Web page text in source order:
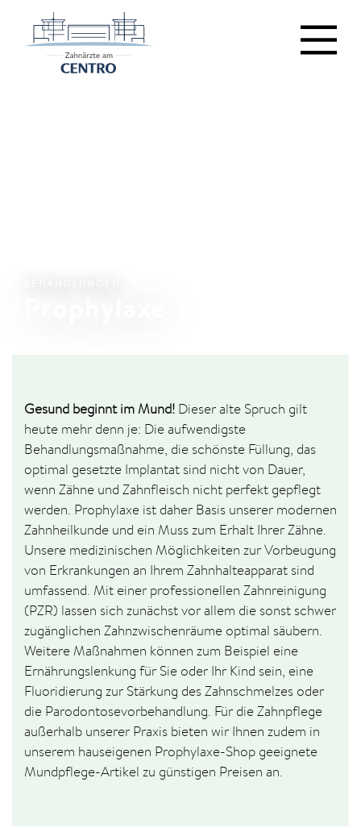
Gesund beginnt im Mund! Dieser alte Spruch gilt
heute mehr denn je: Die aufwendigste
Behandlungsmaßnahme, die schönste Füllung, das
optimal gesetzte Implantat sind nicht von Dauer,
wenn Zähne und Zahnfleisch nicht perfekt gepflegt
werden. Prophylaxe ist daher Basis unserer modernen
Zahnheilkunde und ein Muss zum Erhalt Ihrer Zähne.
Unsere medizinischen Möglichkeiten zur Vorbeugung
von Erkrankungen an Ihrem Zahnhalteapparat sind
umfassend. Mit einer professionellen Zahnreinigung
(PZR) lassen sich zunächst vor allem die sonst schwer
zugänglichen Zahnzwischenräume optimal säubern.
Weitere Maßnahmen können zum Beispiel eine
Ernährungslenkung für Sie oder Ihr Kind sein, eine
Fluoridierung zur Stärkung des Zahnschmelzes oder
die Parodontosevorbehandlung. Für die Zahnpflege
außerhalb unserer Praxis bieten wir Ihnen zudem in
unserem hauseigenen Prophylaxe-Shop geeignete
Mundpflege-Artikel zu günstigen Preisen an.